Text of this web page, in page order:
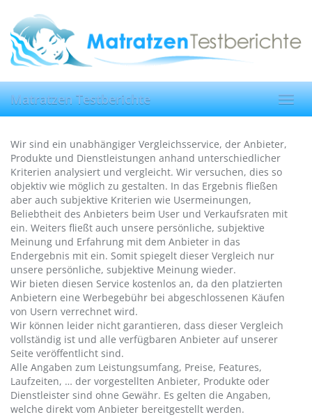
main
content
Matratzen Testberichte
Wir sind ein unabhängiger Vergleichsservice, der Anbieter,
Produkte und Dienstleistungen anhand unterschiedlicher
Kriterien analysiert und vergleicht. Wir versuchen, dies so
objektiv wie möglich zu gestalten. In das Ergebnis fließen
aber auch subjektive Kriterien wie Usermeinungen,
Beliebtheit des Anbieters beim User und Verkaufsraten mit
ein. Weiters fließt auch unsere persönliche, subjektive
Meinung und Erfahrung mit dem Anbieter in das
Endergebnis mit ein. Somit spiegelt dieser Vergleich nur
unsere persönliche, subjektive Meinung wieder.
Wir bieten diesen Service kostenlos an, da den platzierten
Anbietern eine Werbegebühr bei abgeschlossenen Käufen
von Usern verrechnet wird.
Wir können leider nicht garantieren, dass dieser Vergleich
vollständig ist und alle verfügbaren Anbieter auf unserer
Seite veröffentlicht sind.
Alle Angaben zum Leistungsumfang, Preise, Features,
Laufzeiten, … der vorgestellten Anbieter, Produkte oder
Dienstleister sind ohne Gewähr. Es gelten die Angaben,
welche direkt vom Anbieter bereitgestellt werden.